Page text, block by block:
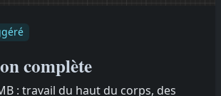
complète
: travail du haut du corps, des